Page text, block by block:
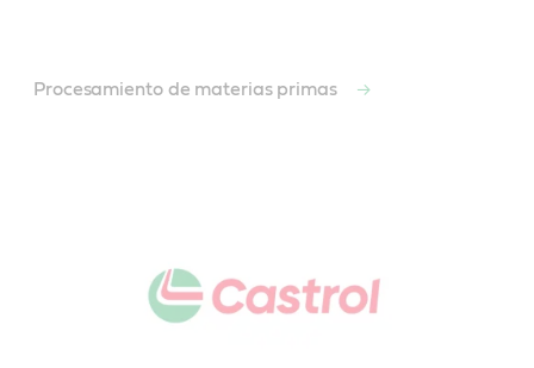
Procesamiento de materias primas